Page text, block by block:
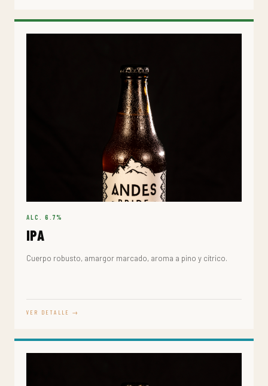
ALC. 6.7%
IPA
Cuerpo robusto, amargor marcado, aroma a pino y cítrico.
VER DETALLE →